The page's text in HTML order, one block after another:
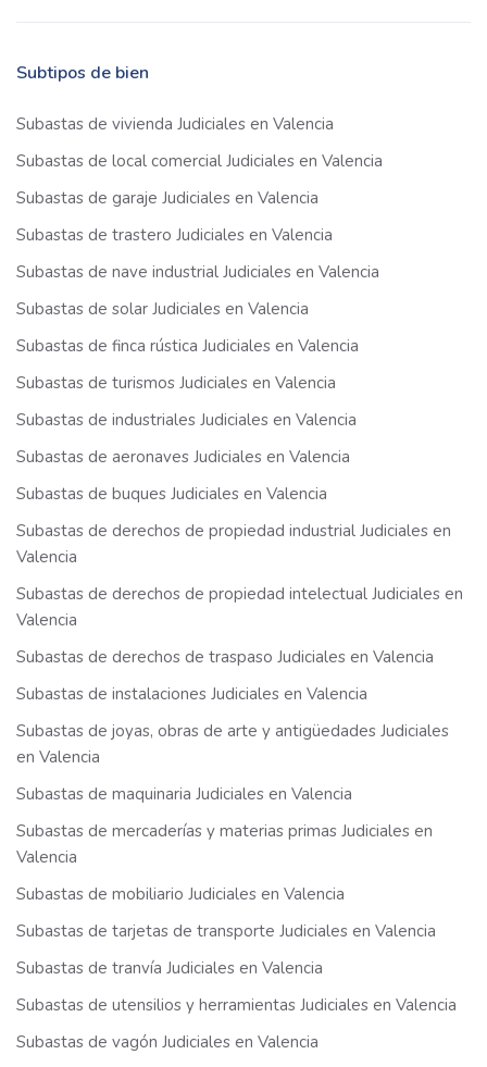
Subtipos de bien
Subastas de vivienda Judiciales en Valencia
Subastas de local comercial Judiciales en Valencia
Subastas de garaje Judiciales en Valencia
Subastas de trastero Judiciales en Valencia
Subastas de nave industrial Judiciales en Valencia
Subastas de solar Judiciales en Valencia
Subastas de finca rústica Judiciales en Valencia
Subastas de turismos Judiciales en Valencia
Subastas de industriales Judiciales en Valencia
Subastas de aeronaves Judiciales en Valencia
Subastas de buques Judiciales en Valencia
Subastas de derechos de propiedad industrial Judiciales en
Valencia
Subastas de derechos de propiedad intelectual Judiciales en
Valencia
Subastas de derechos de traspaso Judiciales en Valencia
Subastas de instalaciones Judiciales en Valencia
Subastas de joyas, obras de arte y antigüedades Judiciales
en Valencia
Subastas de maquinaria Judiciales en Valencia
Subastas de mercaderías y materias primas Judiciales en
Valencia
Subastas de mobiliario Judiciales en Valencia
Subastas de tarjetas de transporte Judiciales en Valencia
Subastas de tranvía Judiciales en Valencia
Subastas de utensilios y herramientas Judiciales en Valencia
Subastas de vagón Judiciales en Valencia